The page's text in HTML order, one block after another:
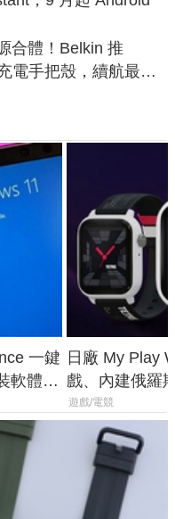
合體！Belkin 推
電手把殼，續航最高
一鍵
軟體與
日廠 My Play
戲、內建俄羅
過竟然不能連
遊戲/電競